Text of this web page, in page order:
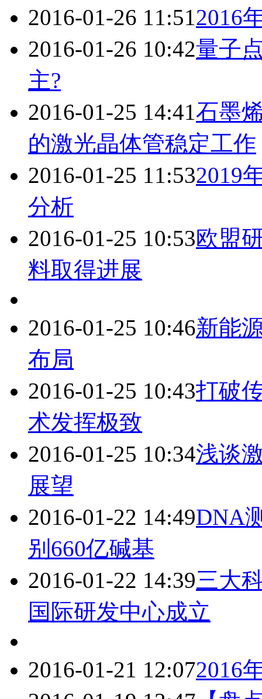
2016-01-26 11:512016
2016-01-26 10:42量子
主?
2016-01-25 14:41石墨
的激光晶体管稳定工作
2016-01-25 11:532019
分析
2016-01-25 10:53欧盟
料取得进展
2016-01-25 10:46新能
布局
2016-01-25 10:43打破
术发挥极致
2016-01-25 10:34浅谈
展望
2016-01-22 14:49DNA
别660亿碱基
2016-01-22 14:39三大
国际研发中心成立
2016-01-21 12:072016